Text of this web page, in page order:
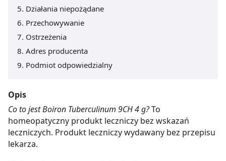
Działania niepożądane
Przechowywanie
Ostrzeżenia
Adres producenta
Podmiot odpowiedzialny
Opis
Co to jest Boiron Tuberculinum 9CH 4 g?To
homeopatyczny produkt leczniczy bez wskazań
leczniczych. Produkt leczniczy wydawany bez przepisu
lekarza.